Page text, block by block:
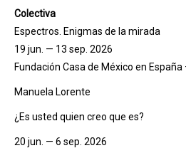
Colectiva
Espectros. Enigmas de la mirada
19 jun. — 13 sep. 2026
Fundación Casa de México en
Manuela Lorente
¿Es usted quien creo que es?
20 jun. — 6 sep. 2026